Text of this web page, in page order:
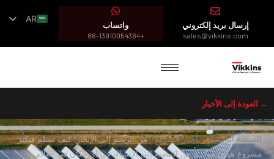
إرسال بريد إلكتروني
sales@vikkins.com
واتساب
+86-13910054364
AR
← العودة إلى الأخبار
الصفحة الرئيسية/أخبار الشركة/من الرسم إلى الإنجاز: كيف تسلم فيكنز
مشروع هيكل فولاذي من المصنع إلى الإنشاء، في أي مكان في العالم